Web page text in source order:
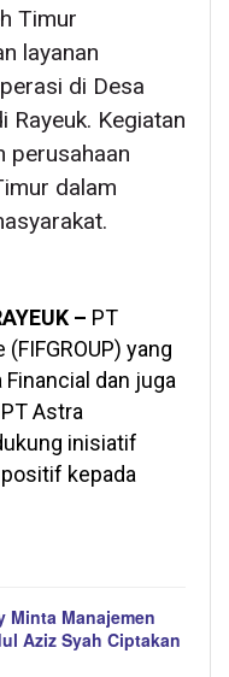
Timur
layanan
di Desa
Rayeuk. Kegiatan
perusahaan
dalam
– PT
yang
dan juga
Astra
inisiatif
kepada
Minta Manajemen
Aziz Syah Ciptakan